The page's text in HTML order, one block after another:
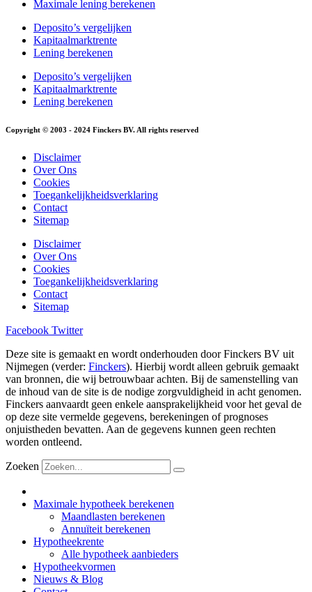
Maximale lening berekenen
Deposito’s vergelijken
Kapitaalmarktrente
Lening berekenen
Deposito’s vergelijken
Kapitaalmarktrente
Lening berekenen
Copyright © 2003 - 2024 Finckers BV. All rights reserved
Disclaimer
Over Ons
Cookies
Toegankelijkheidsverklaring
Contact
Sitemap
Disclaimer
Over Ons
Cookies
Toegankelijkheidsverklaring
Contact
Sitemap
Facebook Twitter
Deze site is gemaakt en wordt onderhouden door Finckers BV uit
Nijmegen (verder: Finckers). Hierbij wordt alleen gebruik gemaakt
van bronnen, die wij betrouwbaar achten. Bij de samenstelling van
de inhoud van de site is de nodige zorgvuldigheid in acht genomen.
Finckers aanvaardt geen enkele aansprakelijkheid voor het geval de
op deze site vermelde gegevens, berekeningen of prognoses
onjuistheden bevatten. Aan de gegevens kunnen geen rechten
worden ontleend.
Zoeken
Maximale hypotheek berekenen
Maandlasten berekenen
Annuïteit berekenen
Hypotheekrente
Alle hypotheek aanbieders
Hypotheekvormen
Nieuws & Blog